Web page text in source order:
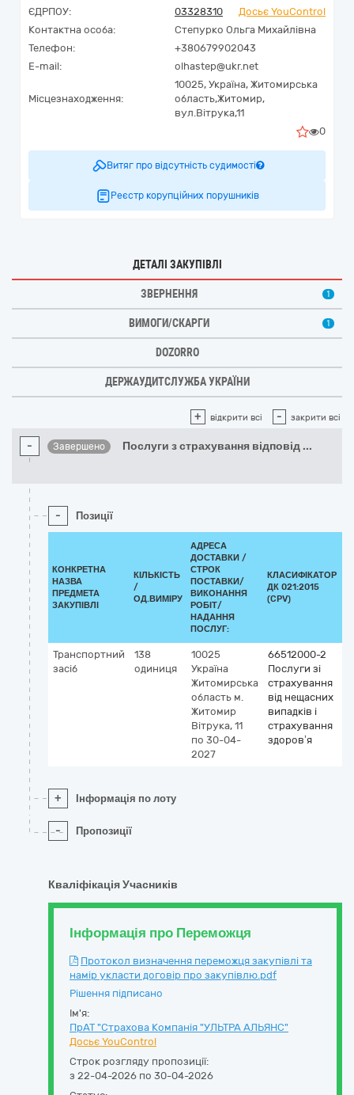
ЄДРПОУ:
03328310
Досьє YouControl
Контактна особа:
Степурко Ольга Михайлівна
Телефон:
+380679902043
E-mail:
olhastep@ukr.net
Місцезнаходження:
10025, Україна, Житомирська
область,Житомир,
вул.Вітрука,11
0
Витяг про відсутність судимості
Реєстр корупційних порушників
ДЕТАЛІ ЗАКУПІВЛІ
ЗВЕРНЕННЯ 1
ВИМОГИ/СКАРГИ 1
DOZORRO
ДЕРЖАУДИТСЛУЖБА УКРАЇНИ
+ відкрити всі - закрити всі
- Завершено Послуги з страхування відповід ...
- Позиції
КОНКРЕТНА
НАЗВА
ПРЕДМЕТА
ЗАКУПІВЛІ
КІЛЬКІСТЬ
/
ОД.ВИМІРУ
АДРЕСА
ДОСТАВКИ /
СТРОК
ПОСТАВКИ/
ВИКОНАННЯ
РОБІТ/
НАДАННЯ
ПОСЛУГ:
КЛАСИФІКАТОР
ДК 021:2015
(CPV)
Транспортний
засіб
138
одиниця
10025
Україна
Житомирська
область м.
Житомир
Вітрука, 11
по 30-04-
2027
66512000-2
Послуги зі
страхування
від нещасних
випадків і
страхування
здоров’я
+ Інформація по лоту
- Пропозиції
Кваліфікація Учасників
Інформація про Переможця
Протокол визначення переможця закупівлі та
намір укласти договір про закупівлю.pdf
Рішення підписано
Ім'я:
ПрАТ "Страхова Компанія "УЛЬТРА АЛЬЯНС"
Досьє YouControl
Строк розгляду пропозиції:
з 22-04-2026 по 30-04-2026